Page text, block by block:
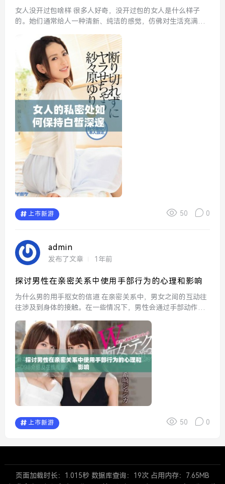
女人没开过包啥样 很多人好奇，没开过包的女人是什么样子
的。她们通常给人一种清新、纯洁的感觉，仿佛对生活充满着
内心的丰富，而不是外在的奢华。在她们眼里，每一件新物...
上市新游 50 0
admin
发布了文章 1年前
探讨男性在亲密关系中使用手部行为的心理和影响
为什么男的用手抠女的信道 在亲密关系中，男女之间的互动往
往涉及到身体的接触。在一些情况下，男性会通过手部动作来
能反映出男性对女性的情感深度和亲密程度。然而，彼此...
上市新游 50 0
页面加载时长：1.015秒 数据库查询：19次 占用内存：7.65MB